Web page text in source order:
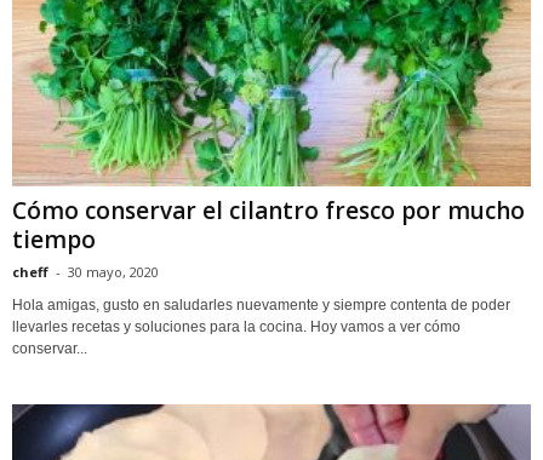
Cómo conservar el cilantro fresco por mucho
tiempo
cheff - 30 mayo, 2020
Hola amigas, gusto en saludarles nuevamente y siempre contenta de poder
llevarles recetas y soluciones para la cocina. Hoy vamos a ver cómo
conservar...